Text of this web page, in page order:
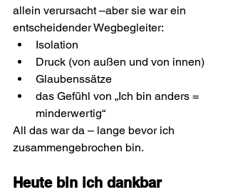
allein verursacht –aber sie war ein
entscheidender Wegbegleiter:
Isolation
Druck (von außen und von innen)
Glaubenssätze
das Gefühl von „Ich bin anders =
minderwertig“
All das war da – lange bevor ich
zusammengebrochen bin.
Heute bin ich dankbar